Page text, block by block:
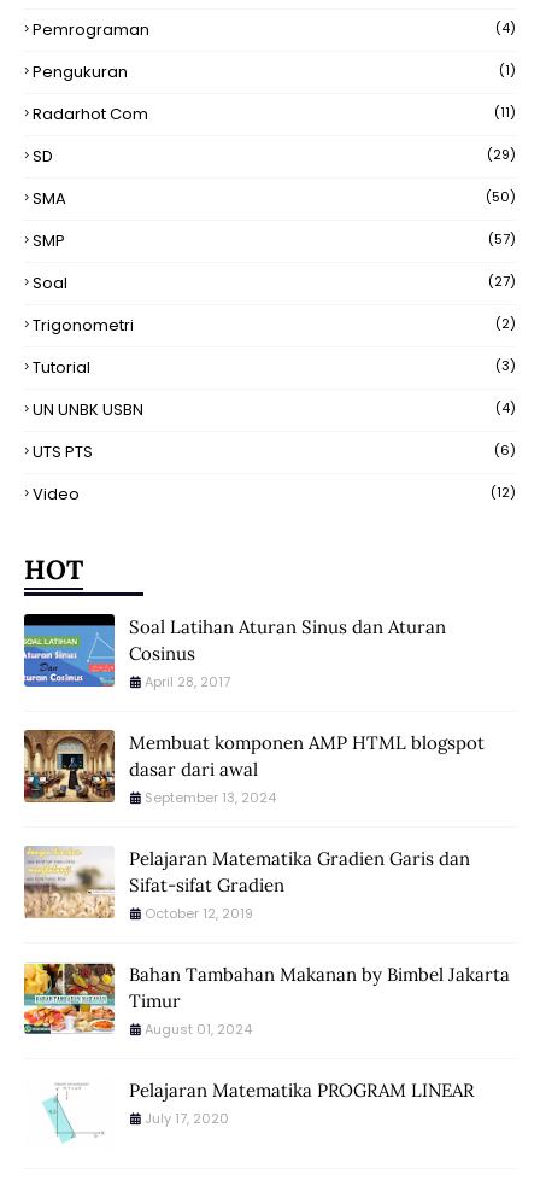
Pemrograman (4)
Pengukuran (1)
Radarhot Com (11)
SD (29)
SMA (50)
SMP (57)
Soal (27)
Trigonometri (2)
Tutorial (3)
UN UNBK USBN (4)
UTS PTS (6)
Video (12)
HOT
Soal Latihan Aturan Sinus dan Aturan
Cosinus
April 28, 2017
Membuat komponen AMP HTML blogspot
dasar dari awal
September 13, 2024
Pelajaran Matematika Gradien Garis dan
Sifat-sifat Gradien
October 12, 2019
Bahan Tambahan Makanan by Bimbel Jakarta
Timur
August 01, 2024
Pelajaran Matematika PROGRAM LINEAR
July 17, 2020